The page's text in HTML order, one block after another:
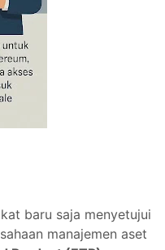
baru saja menyetujui
manajemen aset